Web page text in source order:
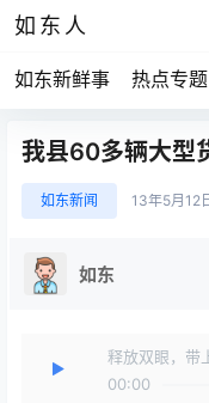
如东人
如东新鲜事 热点专题
我县60多辆大型
如东新闻 13年5月12
如东
释放双眼，带
00:00